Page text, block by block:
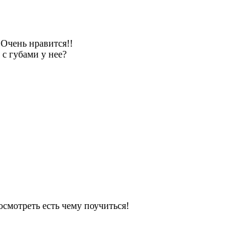
нравится!!
губами у нее?
есть чему поучиться!